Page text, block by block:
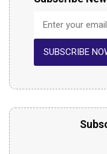
SUBSCRIBE